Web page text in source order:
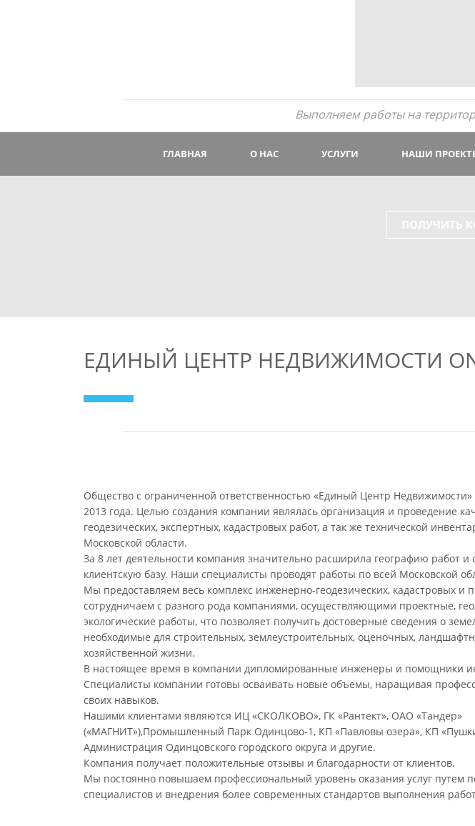
Выполняем работы на
ГЛАВНАЯ О НАС УСЛУГИ НАШИ
ПОЛУЧИТЬ
ЕДИНЫЙ ЦЕНТР НЕДВИЖИМОСТИ
Общество с ограниченной ответственностью «Единый Центр
2013 года. Целью создания компании являлась организация и проведение
геодезических, экспертных, кадастровых работ, а так же технической
Московской области.
За 8 лет деятельности компания значительно расширила географию работ
клиентскую базу. Наши специалисты проводят работы по всей Московской
Мы предоставляем весь комплекс инженерно-геодезических, кадастровых и
сотрудничаем с разного рода компаниями, осуществляющими проектные,
экологические работы, что позволяет получить достоверные сведения о
необходимые для строительных, землеустроительных, оценочных,
хозяйственной жизни.
В настоящее время в компании дипломированные инженеры и помощники
Специалисты компании готовы осваивать новые объемы, наращивая
своих навыков.
Нашими клиентами являются ИЦ «СКОЛКОВО», ГК «Рантект», ОАО «Тандер»
(«МАГНИТ»),Промышленный Парк Одинцово-1, КП «Павловы озера», КП
Администрация Одинцовского городского округа и другие.
Компания получает положительные отзывы и благодарности от клиентов.
Мы постоянно повышаем профессиональный уровень оказания услуг путем
специалистов и внедрения более современных стандартов выполнения